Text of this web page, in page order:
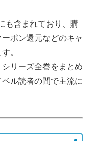
も含まれており、購
ポン還元などのキャ
。
リーズ全巻をまとめ
ル読者の間で主流に